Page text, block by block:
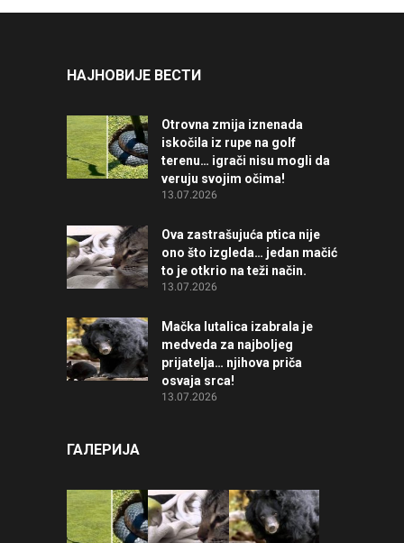
НАЈНОВИЈЕ ВЕСТИ
Otrovna zmija iznenada
iskočila iz rupe na golf
terenu… igrači nisu mogli da
veruju svojim očima!
13.07.2026
Ova zastrašujuća ptica nije
ono što izgleda… jedan mačić
to je otkrio na teži način.
13.07.2026
Mačka lutalica izabrala je
medveda za najboljeg
prijatelja… njihova priča
osvaja srca!
13.07.2026
ГАЛЕРИЈА